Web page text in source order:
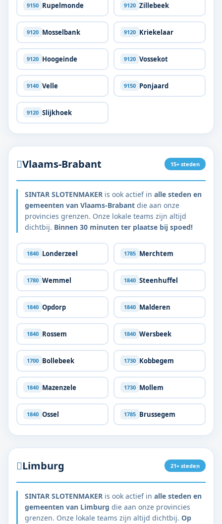
9150 Rupelmonde 9120 Zillebeek
9120 Mosselbank 9120 Kriekelaar
9120 Hoogeinde 9120 Vossekot
9140 Velle 9150 Ponjaard
9120 Slijkhoek
Vlaams-Brabant 15+ steden
SINTAR SLOTENMAKER is ook actief in alle steden en
gemeenten van Vlaams-Brabant die aan onze
provincies grenzen. Onze lokale teams zijn altijd
dichtbij. Binnen 30 minuten ter plaatse bij spoed!
1840 Londerzeel 1785 Merchtem
1780 Wemmel 1840 Steenhuffel
1840 Opdorp 1840 Malderen
1840 Rossem 1840 Wersbeek
1700 Bollebeek 1730 Kobbegem
1840 Mazenzele 1730 Mollem
1840 Ossel 1785 Brussegem
Limburg 21+ steden
SINTAR SLOTENMAKER is ook actief in alle steden en
gemeenten van Limburg die aan onze provincies
grenzen. Onze lokale teams zijn altijd dichtbij. Op